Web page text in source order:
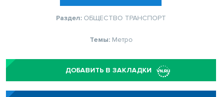
Раздел: ОБЩЕСТВО ТРАНСПОРТ
Темы: Метро
ДОБАВИТЬ В ЗАКЛАДКИ